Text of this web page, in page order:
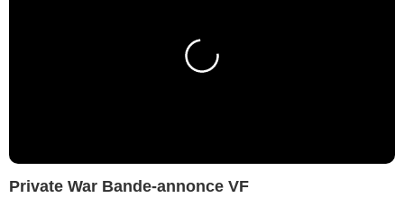
Private War Bande-annonce VF